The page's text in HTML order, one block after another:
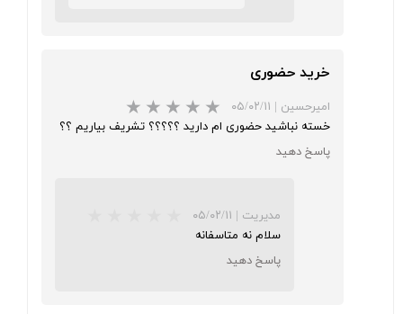
★★ ★
خرید حضوری
امیرحسین | ۰۵/۰۲/۱۱
خسته نباشید حضوری ام دارید ؟؟؟؟؟ تشریف بیاریم ؟؟
پاسخ دهید
مدیریت | ۰۵/۰۲/۱۱
سلام نه متاسفانه
پاسخ دهید